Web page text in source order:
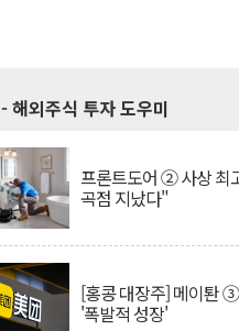
- 해외주식 투자 도우미
프론트도어 ② 사상
곡점 지났다"
[홍콩 대장주] 메이퇀
'폭발적 성장'